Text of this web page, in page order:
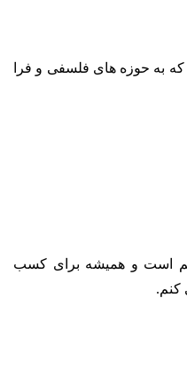
به حوزه های فلسفی و فرا
است و همیشه برای کسب
کنم.